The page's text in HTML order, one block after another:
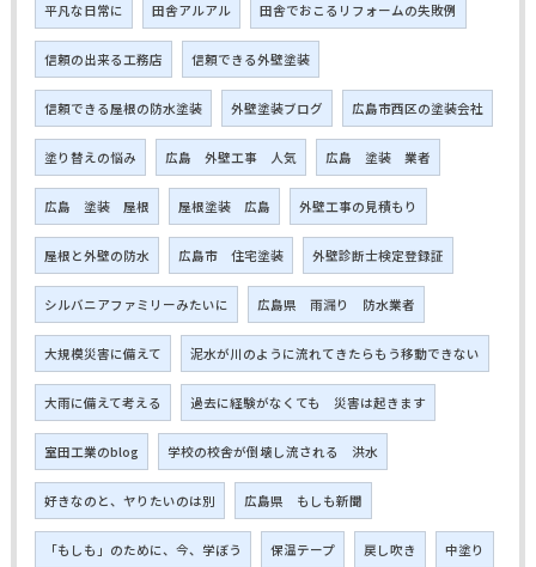
平凡な日常に 田舎アルアル 田舎でおこるリフォームの失敗例
信頼の出来る工務店 信頼できる外壁塗装
信頼できる屋根の防水塗装 外壁塗装ブログ 広島市西区の塗装会社
塗り替えの悩み 広島 外壁工事 人気 広島 塗装 業者
広島 塗装 屋根 屋根塗装 広島 外壁工事の見積もり
屋根と外壁の防水 広島市 住宅塗装 外壁診断士検定登録証
シルバニアファミリーみたいに 広島県 雨漏り 防水業者
大規模災害に備えて 泥水が川のように流れてきたらもう移動できない
大雨に備えて考える 過去に経験がなくても 災害は起きます
室田工業のblog 学校の校舎が倒壊し流される 洪水
好きなのと、ヤりたいのは別 広島県 もしも新聞
「もしも」のために、今、学ぼう 保温テープ 戻し吹き 中塗り